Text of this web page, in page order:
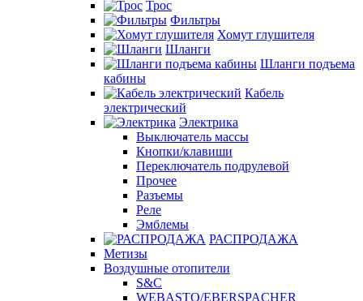
Трос
Фильтры
Хомут глушителя
Шланги
Шланги подъема
кабины
Кабель
электрический
Электрика
Выключатель массы
Кнопки/клавиши
Переключатель подрулевой
Прочее
Разъемы
Реле
Эмблемы
РАСПРОДАЖА
Метизы
Воздушные отопители
S&C
WEBASTO/EBERSPACHER